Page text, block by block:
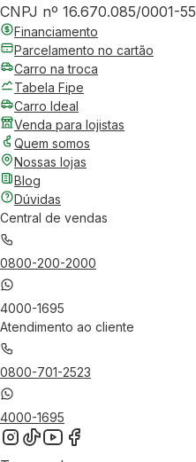
CNPJ nº 16.670.085/0001-55
Financiamento
Parcelamento no cartão
Carro na troca
Tabela Fipe
Carro Ideal
Venda para lojistas
Quem somos
Nossas lojas
Blog
Dúvidas
Central de vendas
0800-200-2000
4000-1695
Atendimento ao cliente
0800-701-2523
4000-1695